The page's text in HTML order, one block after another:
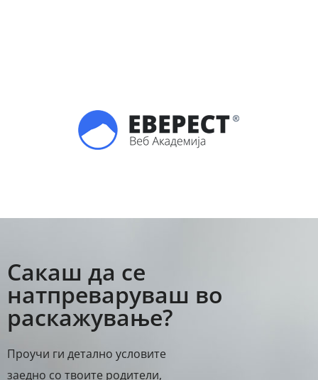
Сакаш да се
натпреваруваш во
раскажување?
Проучи ги детално условите
заедно со твоите родители,